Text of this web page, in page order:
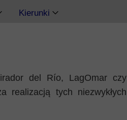
Kierunki
Eubea
del Río, LagOmar czy
realizacją tych niezwykłych